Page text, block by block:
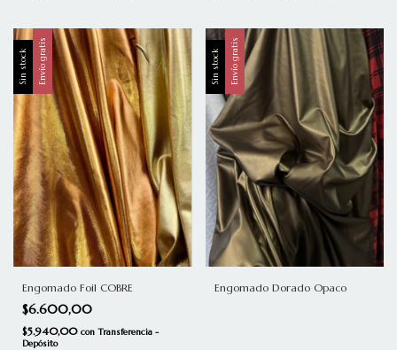
Sin stock Envío gratis
Engomado Foil COBRE
$6.600,00
$5.940,00 con Transferencia -
Depósito
Sin stock Envío gratis
Engomado Dorado Opaco